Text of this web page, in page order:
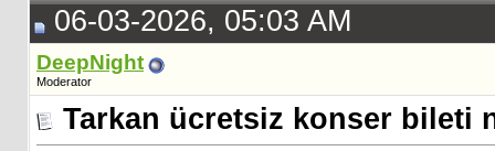
06-03-2026, 05:03 AM
DeepNight
Moderator
Tarkan ücretsiz konser bileti